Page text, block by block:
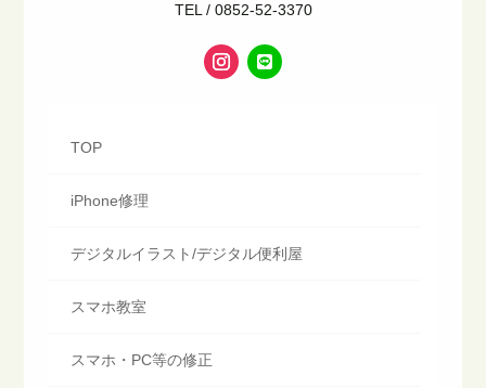
TEL / 0852-52-3370
TOP
iPhone修理
デジタルイラスト/デジタル便利屋
スマホ教室
スマホ・PC等の修正